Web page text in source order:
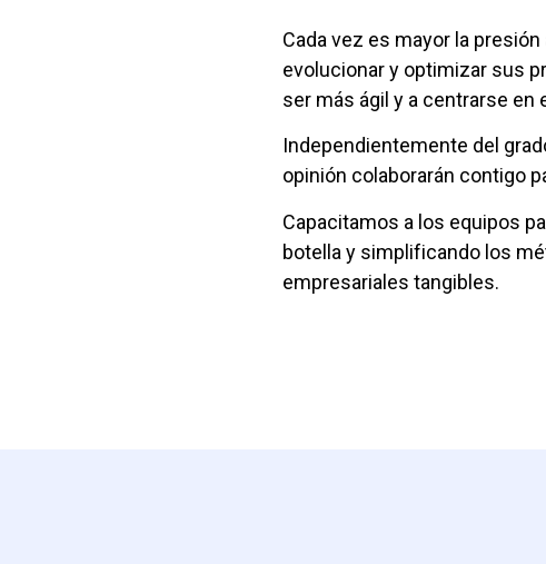
Cada vez es mayor la
evolucionar y optimizar sus
ser más ágil y a centrarse
Independientemente del
opinión colaborarán contigo
Capacitamos a los equipos
botella y simplificando los
empresariales tangibles.